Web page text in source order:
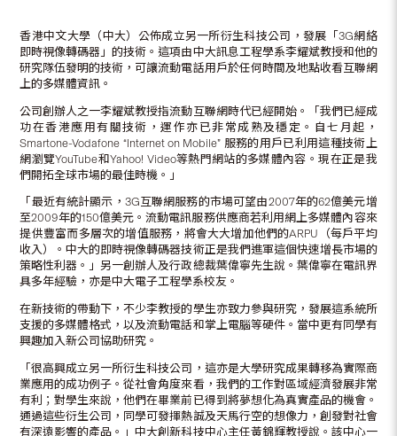
香港中文大學（中大）公佈成立另一所衍生科技公司，發展「3G網絡
即時視像轉碼器」的技術。這項由中大訊息工程學系李耀斌教授和他的
研究隊伍發明的技術，可讓流動電話用戶於任何時間及地點收看互聯網
上的多媒體資訊。
公司創辦人之一李耀斌教授指流動互聯網時代已經開始。「我們已經成
功在香港應用有關技術，運作亦已非常成熟及穩定。自七月起，
Smartone-Vodafone “Internet on Mobile” 服務的用戶已利用這種技術上
網瀏覽YouTube和Yahoo! Video等熱門網站的多媒體內容。現在正是我
們開拓全球市場的最佳時機。」
「最近有統計顯示，3G互聯網服務的市場可望由2007年的62億美元增
至2009年的150億美元。流動電訊服務供應商若利用網上多媒體內容來
提供豐富而多層次的增值服務，將會大大增加他們的ARPU（每戶平均
收入）。中大的即時視像轉碼器技術正是我們進軍這個快速增長市場的
策略性利器。」另一創辦人及行政總裁葉偉寧先生說。葉偉寧在電訊界
具多年經驗，亦是中大電子工程學系校友。
在新技術的帶動下，不少李教授的學生亦致力參與研究，發展這系統所
支援的多媒體格式，以及流動電話和掌上電腦等硬件。當中更有同學有
興趣加入新公司協助研究。
「很高興成立另一所衍生科技公司，這亦是大學研究成果轉移為實際商
業應用的成功例子。從社會角度來看，我們的工作對區域經濟發展非常
有利；對學生來說，他們在畢業前已得到將夢想化為真實產品的機會。
通過這些衍生公司，同學可發揮熱誠及天馬行空的想像力，創發對社會
有深遠影響的產品。」中大創新科技中心主任黃錦輝教授說。該中心一